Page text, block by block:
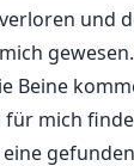
und
Beine
mich